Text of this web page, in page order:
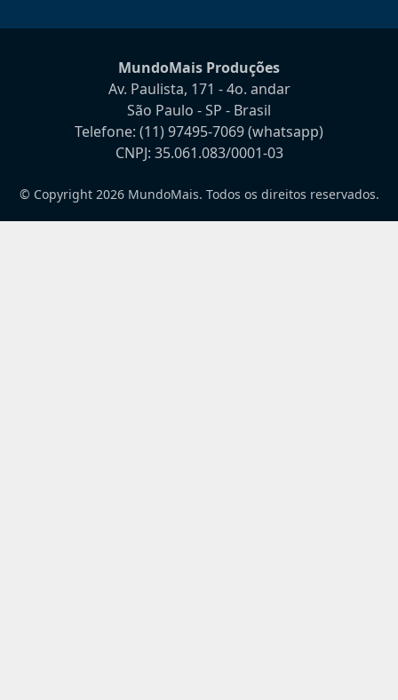
MundoMais Produções
Av. Paulista, 171 - 4o. andar
São Paulo - SP - Brasil
Telefone: (11) 97495-7069(whatsapp)
CNPJ: 35.061.083/0001-03
© Copyright 2026 MundoMais. Todos os direitos reservados.